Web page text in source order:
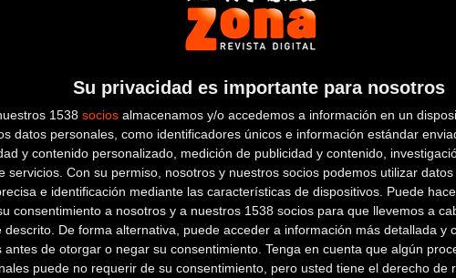
Su privacidad es importante para nosotros
1538 socios almacenamos y/o accedemos a información en un
datos personales, como identificadores únicos e información estándar
y contenido personalizado, medición de publicidad y contenido,
servicios. Con su permiso, nosotros y nuestros socios podemos utilizar
e identificación mediante las características de dispositivos. Puede
consentimiento a nosotros y a nuestros 1538 socios para que llevemos a
descrito. De forma alternativa, puede acceder a información más detallada y
antes de otorgar o negar su consentimiento. Tenga en cuenta que algún
puede no requerir de su consentimiento, pero usted tiene el derecho de
KIDS ON WHEELS
18
Barcelona (Barcelona)
DECATHLON VIC